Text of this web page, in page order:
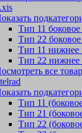
Тип 11
Тип 22
Тип 11 нижнее
Тип 22 нижнее
все
Tип 11
Тип 21
Тип 22